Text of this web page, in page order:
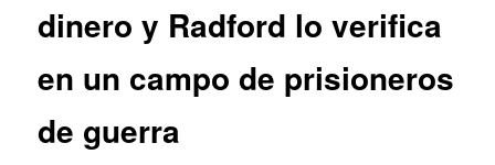
dinero y Radford lo verifica
en un campo de prisioneros
de guerra